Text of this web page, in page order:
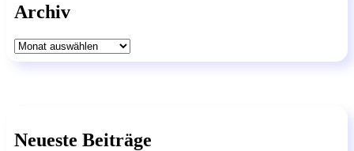
Archiv
Archiv
Neueste Beiträge